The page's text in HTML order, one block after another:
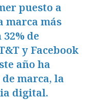
puesto a
marca más
de
y Facebook
año ha
marca, la
digital.